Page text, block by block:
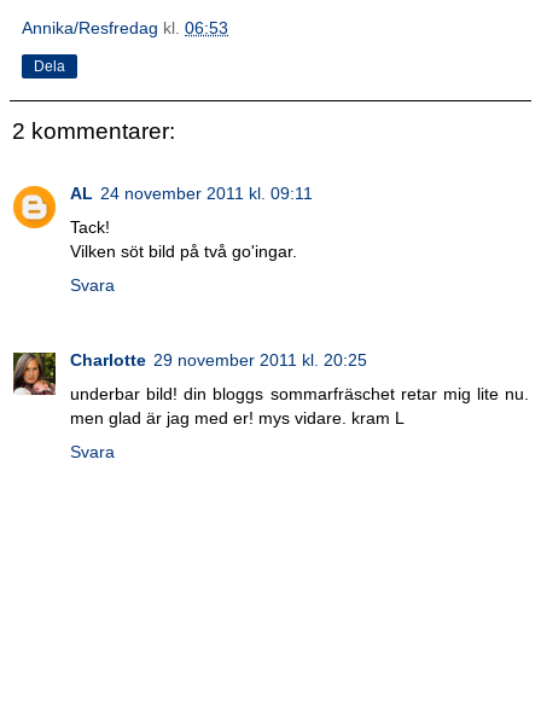
Annika/Resfredag kl. 06:53
Dela
2 kommentarer:
AL 24 november 2011 kl. 09:11
Tack!
Vilken söt bild på två go'ingar.
Svara
Charlotte 29 november 2011 kl. 20:25
underbar bild! din bloggs sommarfräschet retar mig lite nu.
men glad är jag med er! mys vidare. kram L
Svara